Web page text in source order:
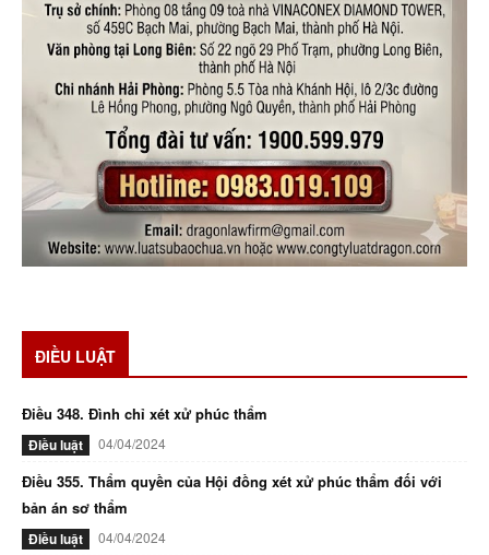
ĐIỀU LUẬT
Điều 348. Đình chỉ xét xử phúc thẩm
Điều luật 04/04/2024
Điều 355. Thẩm quyền của Hội đồng xét xử phúc thẩm đối với
bản án sơ thẩm
Điều luật 04/04/2024